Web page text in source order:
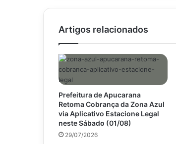
Artigos relacionados
Prefeitura de Apucarana
Retoma Cobrança da Zona Azul
via Aplicativo Estacione Legal
neste Sábado (01/08)
29/07/2026